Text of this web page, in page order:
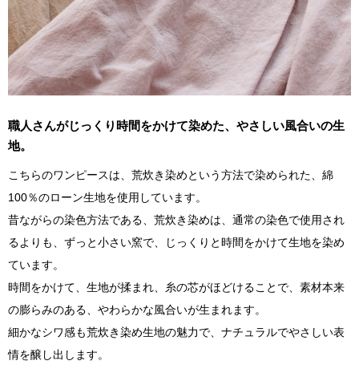
職人さんがじっくり時間をかけて染めた、やさしい風合いの生
地。
こちらのワンピースは、荒炊き染めという方法で染められた、綿
100％のローン生地を使用しています。
昔ながらの染色方法である、荒炊き染めは、通常の染色で使用され
るよりも、ずっと小さい窯で、じっくりと時間をかけて生地を染め
ています。
時間をかけて、生地が揉まれ、糸の芯がほどけることで、素材本来
の膨らみのある、やわらかな風合いが生まれます。
細かなシワ感も荒炊き染め生地の魅力で、ナチュラルでやさしい表
情を醸し出します。